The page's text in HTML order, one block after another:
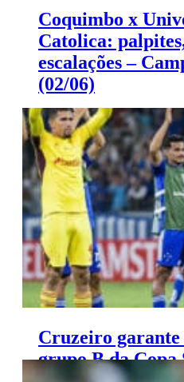
Coquimbo x
Catolica:
escalações –
(02/06)
Colo Colo x Copiado:
escalações – Campeonato
Cruzeiro garante
grupo B da